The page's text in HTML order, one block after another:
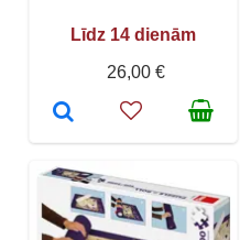
Līdz 14 dienām
26,00 €